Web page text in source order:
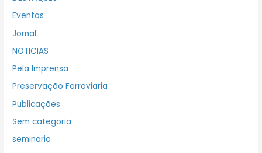
Eventos
Jornal
NOTICIAS
Pela Imprensa
Preservação Ferroviaria
Publicações
Sem categoria
seminario